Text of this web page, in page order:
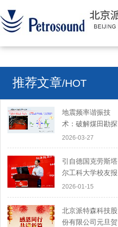
推荐文章/HOT
地震频率谐振技
术：破解煤田勘探
难题，开启地下探
测新路径
2026-03-27
引自德国克劳斯塔
尔工科大学校友报
道——北京派特森
股份有限公司薛爱
民博士：以创新技
术引领地球物理勘
2026-01-15
北京派特森科技股
份有限公司元旦贺